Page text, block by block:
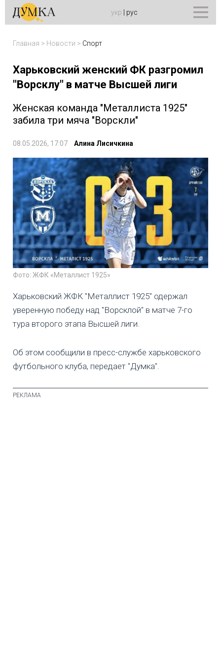
укр рус
Главная > Новости > Спорт
Харьковский женский ФК разгромил
"Ворсклу" в матче Высшей лиги
Женская команда "Металлиста 1925"
забила три мяча "Ворскли"
08.05.2026, 17:07 Алина Лисичкина
Фото: ЖФК «Металлист 1925»
Харьковский ЖФК "Металлист 1925" одержал
уверенную победу над "Ворсклой" в матче 7-го
тура второго этапа Высшей лиги.
Об этом сообщили в пресс-службе харьковского
футбольного клуба, передает "Думка".